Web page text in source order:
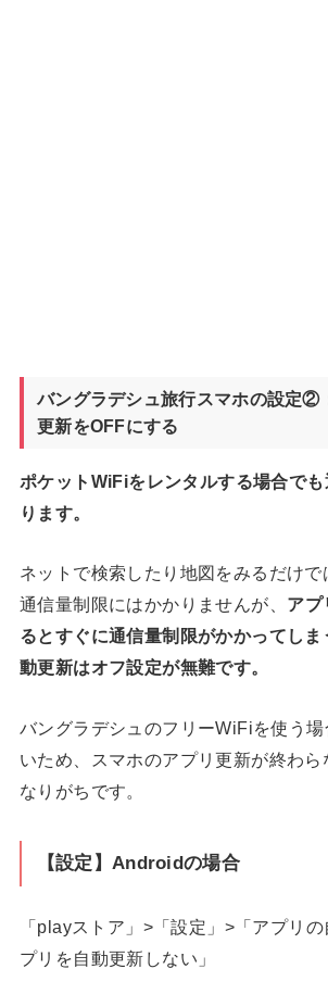
バングラデシュ旅行スマホの設定②
更新をOFFにする
ポケットWiFiをレンタルする場合で
ります。
ネットで検索したり地図をみるだけ
通信量制限にはかかりませんが、 アプ
るとすぐに通信量制限がかかってしま
動更新はオフ設定が無難です。
バングラデシュのフリーWiFiを使う
いため、スマホのアプリ更新が終わら
なりがちです。
【設定】Androidの場合
「playストア」>「設定」>「アプリ
プリを自動更新しない」